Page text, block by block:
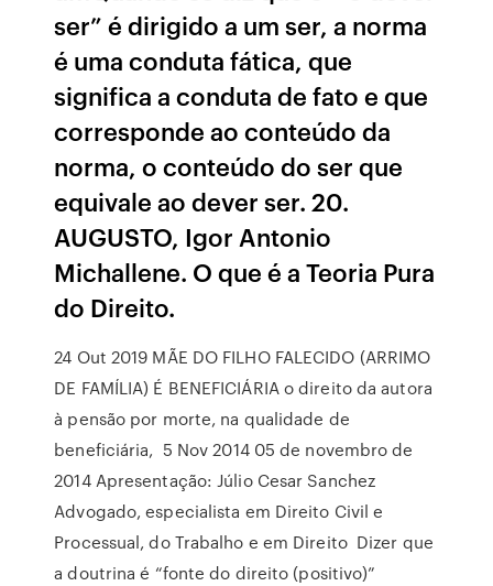
ser” é dirigido a um ser, a norma
é uma conduta fática, que
significa a conduta de fato e que
corresponde ao conteúdo da
norma, o conteúdo do ser que
equivale ao dever ser. 20.
AUGUSTO, Igor Antonio
Michallene. O que é a Teoria Pura
do Direito.
24 Out 2019 MÃE DO FILHO FALECIDO (ARRIMO
DE FAMÍLIA) É BENEFICIÁRIA o direito da autora
à pensão por morte, na qualidade de
beneficiária, 5 Nov 2014 05 de novembro de
2014 Apresentação: Júlio Cesar Sanchez
Advogado, especialista em Direito Civil e
Processual, do Trabalho e em Direito Dizer que
a doutrina é “fonte do direito (positivo)”